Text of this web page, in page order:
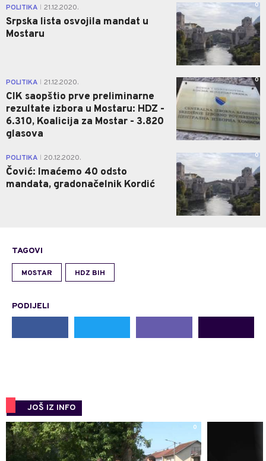
POLITIKA 21.12.2020.
Srpska lista osvojila mandat u
Mostaru
0
POLITIKA 21.12.2020.
CIK saopštio prve preliminarne
rezultate izbora u Mostaru: HDZ -
6.310, Koalicija za Mostar - 3.820
glasova
0
POLITIKA 20.12.2020.
Čović: Imaćemo 40 odsto
mandata, gradonačelnik Kordić
0
TAGOVI
MOSTAR HDZ BIH
PODIJELI
JOŠ IZ INFO
0